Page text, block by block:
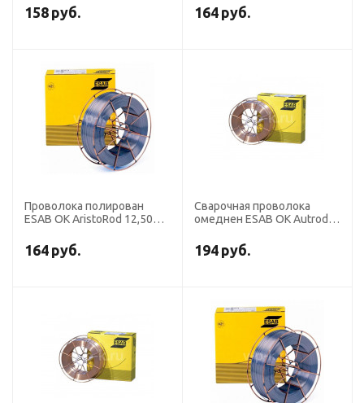
кг аналог СВ-08ГС)
158 руб.
(кассета 18 кг аналог
СВ-08Г2С)
164 руб.
Проволока полирован
ESAB OK AristoRod 12,50
(кассета 18 кг)
164 руб.
Сварочная проволока
омеднен ESAB OK Autrod
(кассета 18 кг аналог
СВ-08Г2С) без адаптера
194 руб.